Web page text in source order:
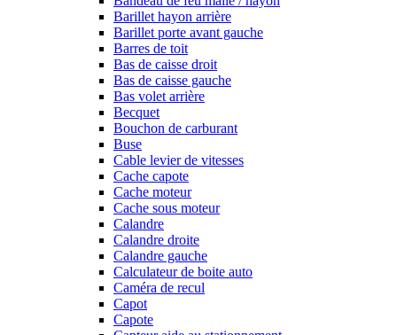
Barillet hayon arrière
Barillet porte avant gauche
Barres de toit
Bas de caisse droit
Bas de caisse gauche
Bas volet arrière
Becquet
Bouchon de carburant
Buse
Cable levier de vitesses
Cache capote
Cache moteur
Cache sous moteur
Calandre
Calandre droite
Calandre gauche
Calculateur de boite auto
Caméra de recul
Capot
Capote